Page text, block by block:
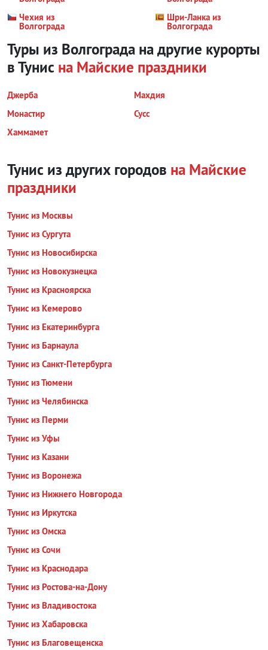
Чехия из
Волгограда
Шри-Ланка из
Волгограда
Туры из Волгограда на другие курорты
в Тунис на Майские праздники
Джерба
Махдия
Монастир
Сусс
Хаммамет
Тунис из других городов на Майские
праздники
Тунис из Москвы
Тунис из Сургута
Тунис из Новосибирска
Тунис из Новокузнецка
Тунис из Красноярска
Тунис из Кемерово
Тунис из Екатеринбурга
Тунис из Барнаула
Тунис из Санкт-Петербурга
Тунис из Тюмени
Тунис из Челябинска
Тунис из Перми
Тунис из Уфы
Тунис из Казани
Тунис из Воронежа
Тунис из Нижнего Новгорода
Тунис из Иркутска
Тунис из Омска
Тунис из Сочи
Тунис из Краснодара
Тунис из Ростова-на-Дону
Тунис из Владивостока
Тунис из Хабаровска
Тунис из Благовещенска